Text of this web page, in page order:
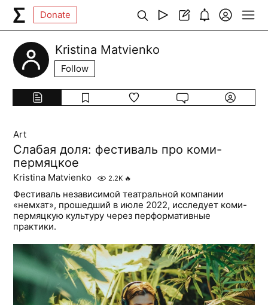
Donate
Kristina Matvienko
Follow
Art
Слабая доля: фестиваль про коми-
пермяцкое
Kristina Matvienko 2.2K 🔥
Фестиваль независимой театральной компании
«немхат», прошедший в июле 2022, исследует коми-
пермяцкую культуру через перформативные
практики.